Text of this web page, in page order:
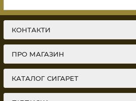
КОНТАКТИ
ПРО МАГАЗИН
КАТАЛОГ СИГАРЕТ